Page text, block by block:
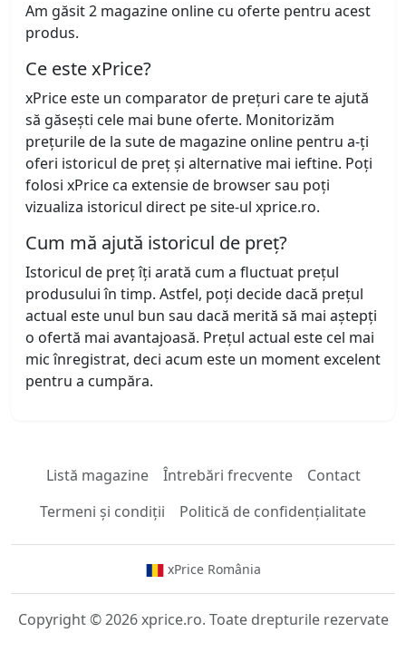
Am găsit 2 magazine online cu oferte pentru acest
produs.
Ce este xPrice?
xPrice este un comparator de prețuri care te ajută
să găsești cele mai bune oferte. Monitorizăm
prețurile de la sute de magazine online pentru a-ți
oferi istoricul de preț și alternative mai ieftine. Poți
folosi xPrice ca extensie de browser sau poți
vizualiza istoricul direct pe site-ul xprice.ro.
Cum mă ajută istoricul de preț?
Istoricul de preț îți arată cum a fluctuat prețul
produsului în timp. Astfel, poți decide dacă prețul
actual este unul bun sau dacă merită să mai aștepți
o ofertă mai avantajoasă. Prețul actual este cel mai
mic înregistrat, deci acum este un moment excelent
pentru a cumpăra.
Listă magazine Întrebări frecvente
Contact
Termeni și condiții
Politică de confidențialitate
xPrice România
Copyright © 2026 xprice.ro. Toate drepturile rezervate